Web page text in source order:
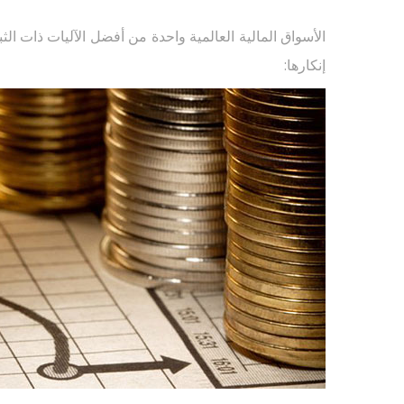
الأسواق المالیة العالمیة واحدة من أفضل الآلیات ذات
إنكارها: